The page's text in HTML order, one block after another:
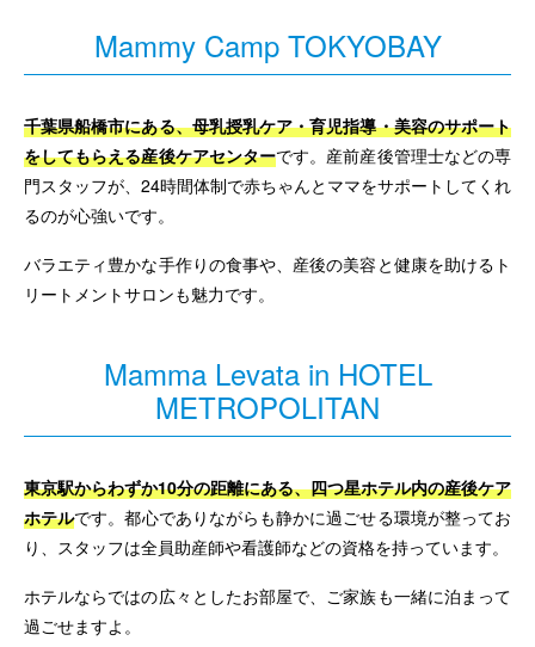
Mammy Camp TOKYOBAY
千葉県船橋市にある、母乳授乳ケア・育児指導・美容のサポート
をしてもらえる産後ケアセンターです。産前産後管理士などの専
門スタッフが、24時間体制で赤ちゃんとママをサポートしてくれ
るのが心強いです。
バラエティ豊かな手作りの食事や、産後の美容と健康を助けるト
リートメントサロンも魅力です。
Mamma Levata in HOTEL
METROPOLITAN
東京駅からわずか10分の距離にある、四つ星ホテル内の産後ケア
ホテルです。都心でありながらも静かに過ごせる環境が整ってお
り、スタッフは全員助産師や看護師などの資格を持っています。
ホテルならではの広々としたお部屋で、ご家族も一緒に泊まって
過ごせますよ。